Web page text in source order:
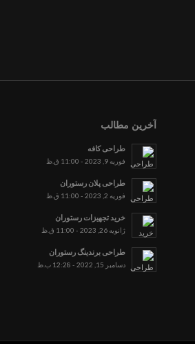
آخرین مطالب
طراحی کافه
فوریه 9, 2023 - 11:00 ق.ظ
طراحی پلان رستوران
فوریه 2, 2023 - 11:00 ق.ظ
خرید تجهیزات رستوران
ژانویه 26, 2023 - 11:00 ق.ظ
طراحی برندینگ رستوران
دسامبر 15, 2022 - 12:28 ب.ظ